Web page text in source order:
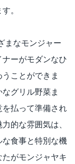
。
まなモンジャー
ーがモダンなひ
ことができま
グリル野菜ま
払って準備され
的な雰囲気は、
食事と特別な機
がモンジャヤキ